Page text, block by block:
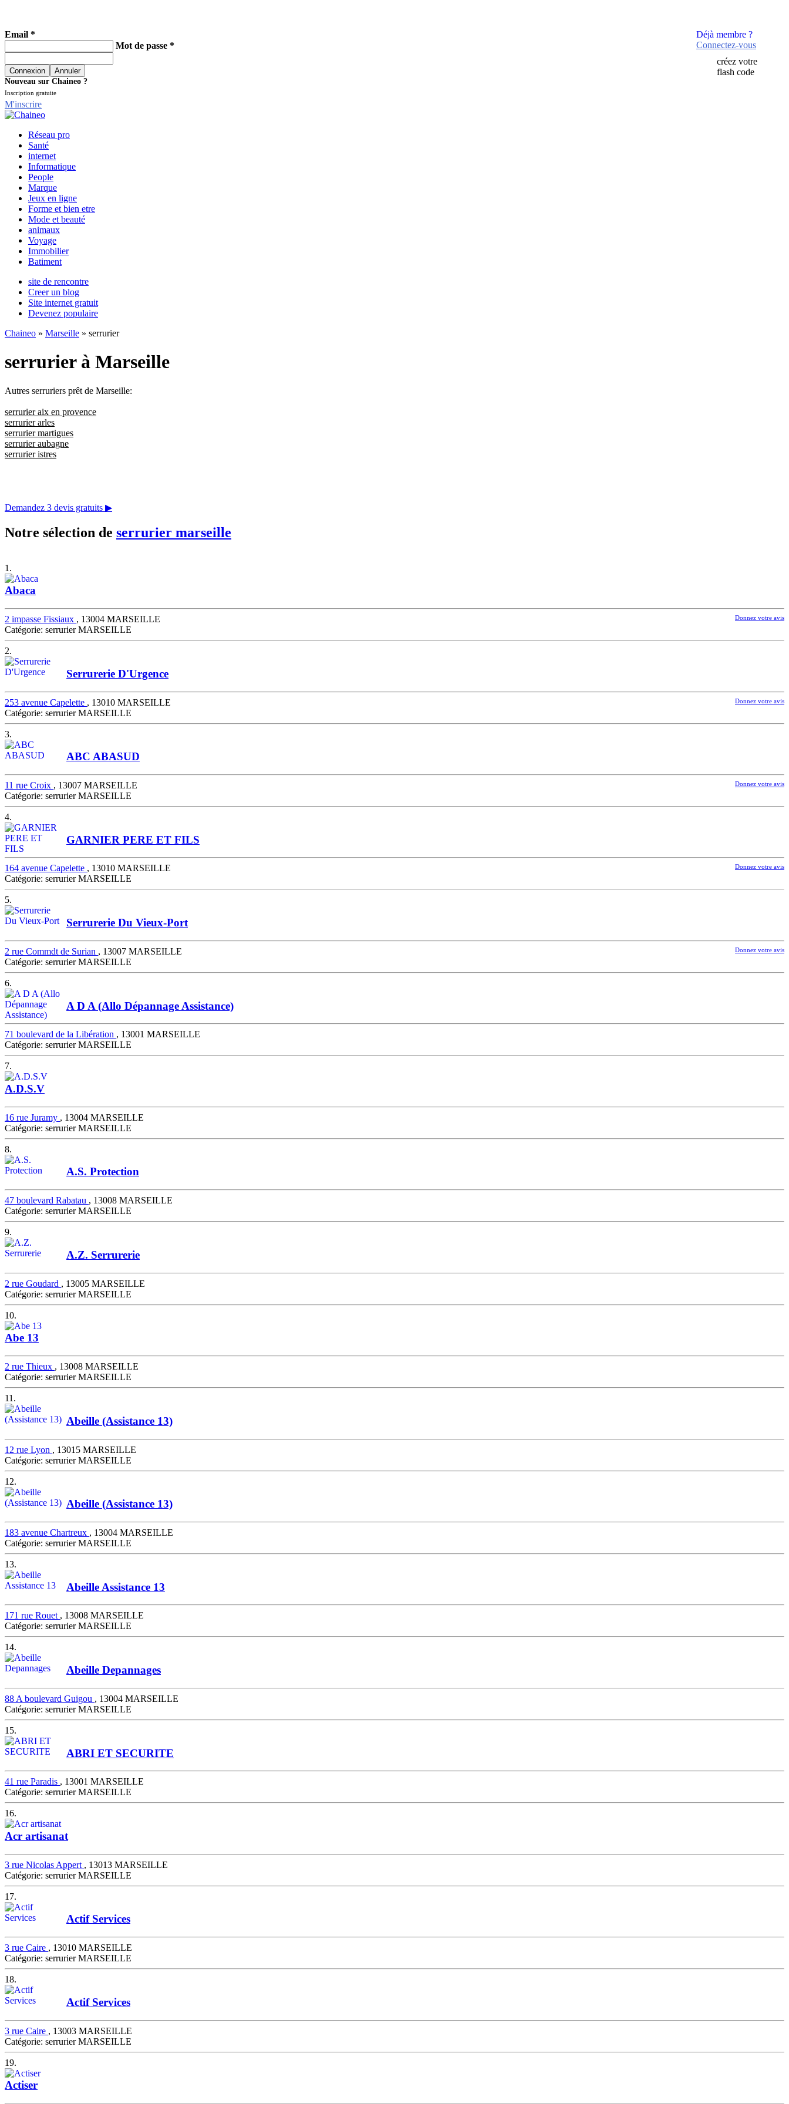
Déjà membre ?
Connectez-vous
créez votre
flash code
Email *
Mot de passe *
Nouveau sur Chaineo ?
Inscription gratuite
M'inscrire
Réseau pro
Santé
internet
Informatique
People
Marque
Jeux en ligne
Forme et bien etre
Mode et beauté
animaux
Voyage
Immobilier
Batiment
site de rencontre
Creer un blog
Site internet gratuit
Devenez populaire
Chaineo » Marseille » serrurier
serrurier à Marseille
Autres serruriers prêt de Marseille:
serrurier aix en provence
serrurier arles
serrurier martigues
serrurier aubagne
serrurier istres
Demandez 3 devis gratuits ▶
Notre sélection de serrurier marseille
1.
Abaca
Donnez votre avis
2 impasse Fissiaux , 13004 MARSEILLE
Catégorie: serrurier MARSEILLE
2.
Serrurerie D'Urgence
Donnez votre avis
253 avenue Capelette , 13010 MARSEILLE
Catégorie: serrurier MARSEILLE
3.
ABC ABASUD
Donnez votre avis
11 rue Croix , 13007 MARSEILLE
Catégorie: serrurier MARSEILLE
4.
GARNIER PERE ET FILS
Donnez votre avis
164 avenue Capelette , 13010 MARSEILLE
Catégorie: serrurier MARSEILLE
5.
Serrurerie Du Vieux-Port
Donnez votre avis
2 rue Commdt de Surian , 13007 MARSEILLE
Catégorie: serrurier MARSEILLE
6.
A D A (Allo Dépannage Assistance)
71 boulevard de la Libération , 13001 MARSEILLE
Catégorie: serrurier MARSEILLE
7.
A.D.S.V
16 rue Juramy , 13004 MARSEILLE
Catégorie: serrurier MARSEILLE
8.
A.S. Protection
47 boulevard Rabatau , 13008 MARSEILLE
Catégorie: serrurier MARSEILLE
9.
A.Z. Serrurerie
2 rue Goudard , 13005 MARSEILLE
Catégorie: serrurier MARSEILLE
10.
Abe 13
2 rue Thieux , 13008 MARSEILLE
Catégorie: serrurier MARSEILLE
11.
Abeille (Assistance 13)
12 rue Lyon , 13015 MARSEILLE
Catégorie: serrurier MARSEILLE
12.
Abeille (Assistance 13)
183 avenue Chartreux , 13004 MARSEILLE
Catégorie: serrurier MARSEILLE
13.
Abeille Assistance 13
171 rue Rouet , 13008 MARSEILLE
Catégorie: serrurier MARSEILLE
14.
Abeille Depannages
88 A boulevard Guigou , 13004 MARSEILLE
Catégorie: serrurier MARSEILLE
15.
ABRI ET SECURITE
41 rue Paradis , 13001 MARSEILLE
Catégorie: serrurier MARSEILLE
16.
Acr artisanat
3 rue Nicolas Appert , 13013 MARSEILLE
Catégorie: serrurier MARSEILLE
17.
Actif Services
3 rue Caire , 13010 MARSEILLE
Catégorie: serrurier MARSEILLE
18.
Actif Services
3 rue Caire , 13003 MARSEILLE
Catégorie: serrurier MARSEILLE
19.
Actiser